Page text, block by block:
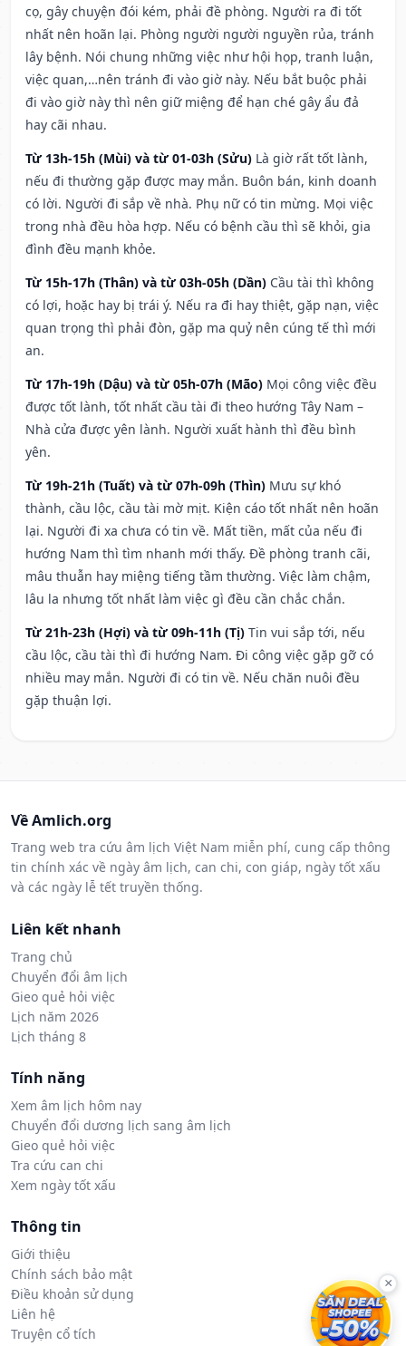
cọ, gây chuyện đói kém, phải đề phòng. Người ra đi tốt
nhất nên hoãn lại. Phòng người người nguyền rủa, tránh
lây bệnh. Nói chung những việc như hội họp, tranh luận,
việc quan,…nên tránh đi vào giờ này. Nếu bắt buộc phải
đi vào giờ này thì nên giữ miệng để hạn ché gây ẩu đả
hay cãi nhau.
Từ 13h-15h (Mùi) và từ 01-03h (Sửu) Là giờ rất tốt lành,
nếu đi thường gặp được may mắn. Buôn bán, kinh doanh
có lời. Người đi sắp về nhà. Phụ nữ có tin mừng. Mọi việc
trong nhà đều hòa hợp. Nếu có bệnh cầu thì sẽ khỏi, gia
đình đều mạnh khỏe.
Từ 15h-17h (Thân) và từ 03h-05h (Dần) Cầu tài thì không
có lợi, hoặc hay bị trái ý. Nếu ra đi hay thiệt, gặp nạn, việc
quan trọng thì phải đòn, gặp ma quỷ nên cúng tế thì mới
an.
Từ 17h-19h (Dậu) và từ 05h-07h (Mão) Mọi công việc đều
được tốt lành, tốt nhất cầu tài đi theo hướng Tây Nam –
Nhà cửa được yên lành. Người xuất hành thì đều bình
yên.
Từ 19h-21h (Tuất) và từ 07h-09h (Thìn) Mưu sự khó
thành, cầu lộc, cầu tài mờ mịt. Kiện cáo tốt nhất nên hoãn
lại. Người đi xa chưa có tin về. Mất tiền, mất của nếu đi
hướng Nam thì tìm nhanh mới thấy. Đề phòng tranh cãi,
mâu thuẫn hay miệng tiếng tầm thường. Việc làm chậm,
lâu la nhưng tốt nhất làm việc gì đều cần chắc chắn.
Từ 21h-23h (Hợi) và từ 09h-11h (Tị) Tin vui sắp tới, nếu
cầu lộc, cầu tài thì đi hướng Nam. Đi công việc gặp gỡ có
nhiều may mắn. Người đi có tin về. Nếu chăn nuôi đều
gặp thuận lợi.
Về Amlich.org
Trang web tra cứu âm lịch Việt Nam miễn phí, cung cấp thông
tin chính xác về ngày âm lịch, can chi, con giáp, ngày tốt xấu
và các ngày lễ tết truyền thống.
Liên kết nhanh
Trang chủ
Chuyển đổi âm lịch
Gieo quẻ hỏi việc
Lịch năm 2026
Lịch tháng 8
Tính năng
Xem âm lịch hôm nay
Chuyển đổi dương lịch sang âm lịch
Gieo quẻ hỏi việc
Tra cứu can chi
Xem ngày tốt xấu
Thông tin
Giới thiệu
Chính sách bảo mật
Điều khoản sử dụng
Liên hệ
Truyện cổ tích
×